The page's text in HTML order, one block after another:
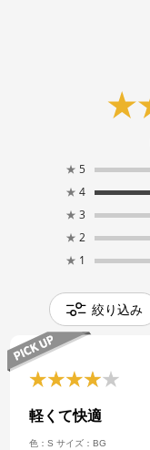
★ 5
★ 4
★ 3
★ 2
★ 1
絞り込み
軽くて快適
色：S サイズ：BG